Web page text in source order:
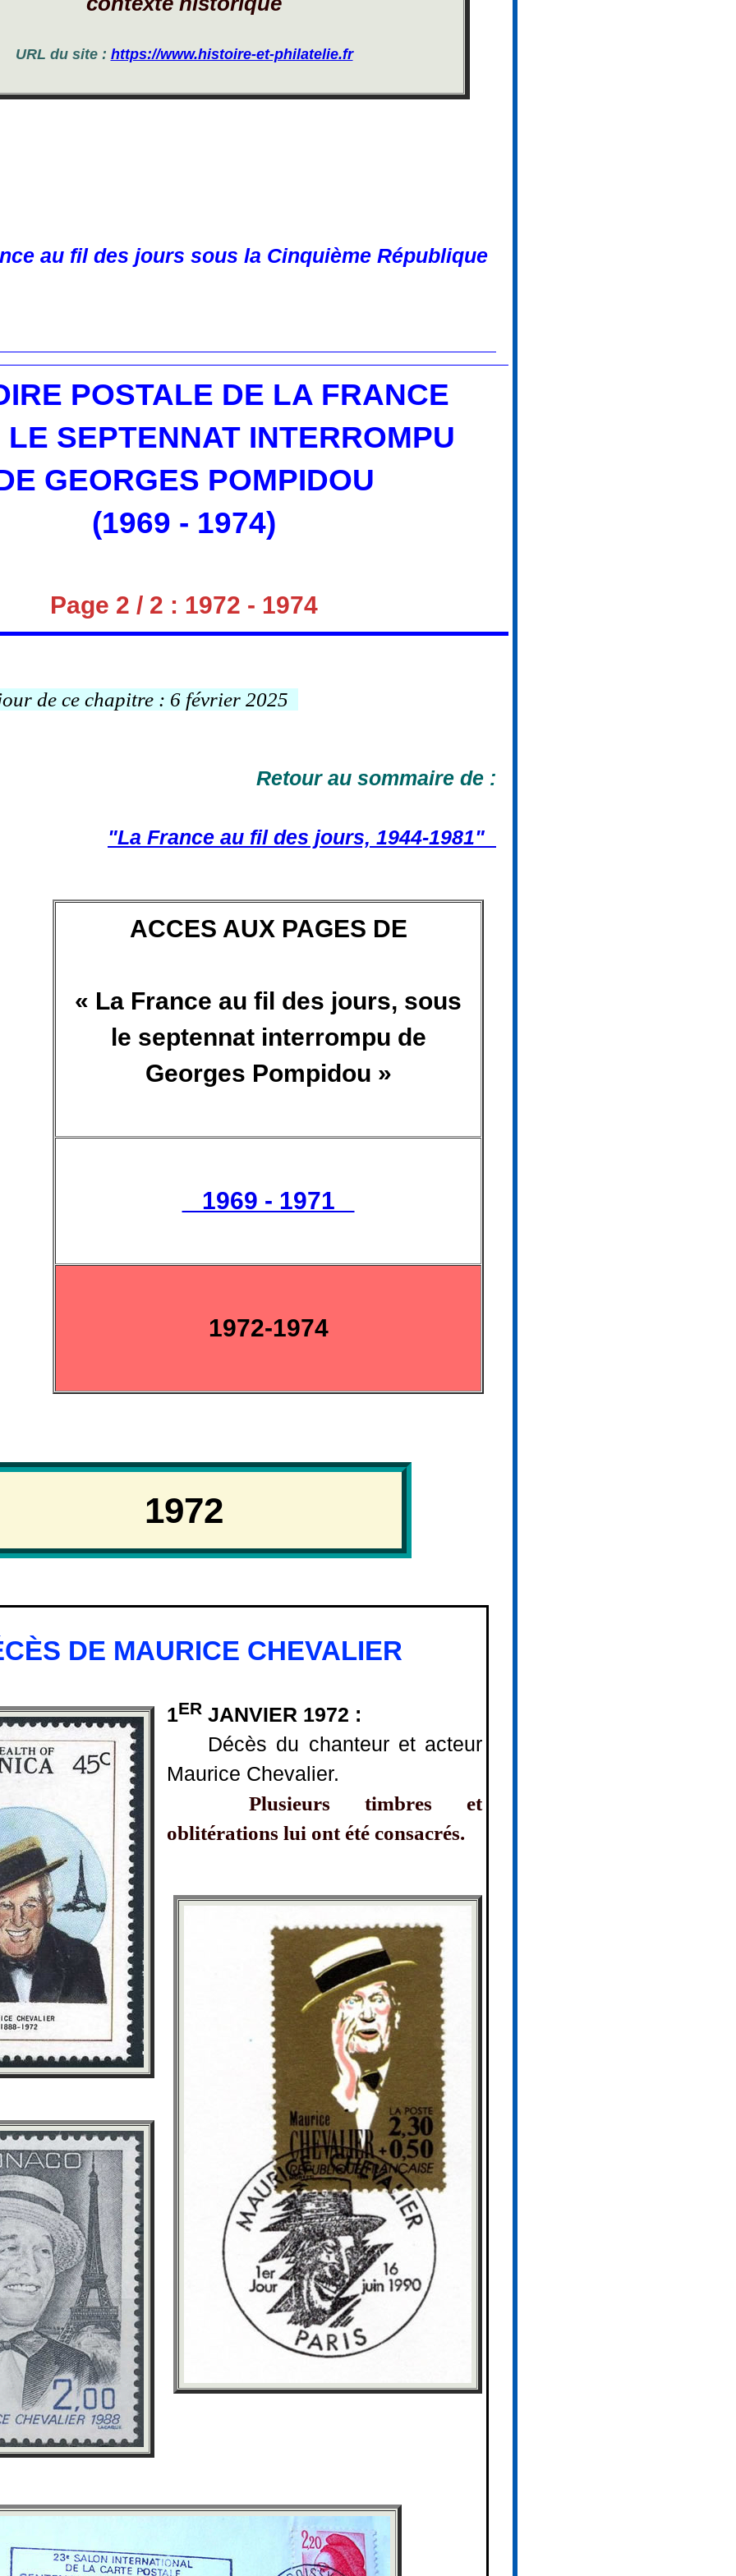
URL du site : https://www.histoire-et-philatelie.fr
au fil des jours sous la Cinquième République
POSTALE DE LA FRANCE
LE SEPTENNAT INTERROMPU
GEORGES POMPIDOU
(1969 - 1974)
Page 2 / 2 : 1972 - 1974
de ce chapitre : 6 février 2025
Retour au sommaire de :
"La France au fil des jours, 1944-1981"
ACCES AUX PAGES DE
« La France au fil des jours, sous
le septennat interrompu de
Georges Pompidou »
1969 - 1971
1972-1974
1972
DE MAURICE CHEVALIER
1ER JANVIER 1972 :
Décès du chanteur et acteur
Maurice Chevalier.
Plusieurs timbres et
oblitérations lui ont été consacrés.